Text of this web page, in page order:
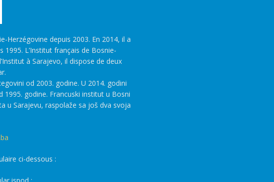
Herzégovine depuis 2003. En 2014, il a
1995. L’Institut français de Bosnie-
à Sarajevo, il dispose de deux
od 2003. godine. U 2014. godini
godine. Francuski institut u Bosni
u Sarajevu, raspolaže sa još dva svoja
ci-dessous :
ispod :